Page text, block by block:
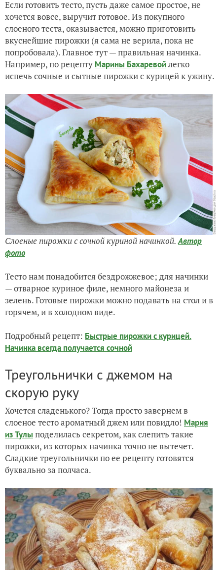
Если готовить тесто, пусть даже самое простое, не
хочется вовсе, выручит готовое. Из покупного
слоеного теста, оказывается, можно приготовить
вкуснейшие пирожки (я сама не верила, пока не
попробовала). Главное тут — правильная начинка.
Например, по рецепту Марины Бахаревойлегко
испечь сочные и сытные пирожки с курицей к ужину.
Слоеные пирожки с сочной куриной начинкой.Автор
фото
Тесто нам понадобится бездрожжевое; для начинки
— отварное куриное филе, немного майонеза и
зелень. Готовые пирожки можно подавать на стол и в
горячем, и в холодном виде.
Подробный рецепт: Быстрые пирожки с курицей.
Начинка всегда получается сочной
Треугольнички с джемом на
скорую руку
Хочется сладенького? Тогда просто завернем в
слоеное тесто ароматный джем или повидло! Мария
из Тулы поделилась секретом, как слепить такие
пирожки, из которых начинка точно не вытечет.
Сладкие треугольнички по ее рецепту готовятся
буквально за полчаса.